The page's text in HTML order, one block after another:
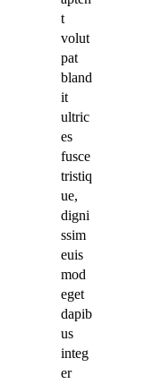
t
volut
pat
bland
it
ultric
es
fusce
tristiq
ue,
digni
ssim
euis
mod
eget
dapib
us
integ
er